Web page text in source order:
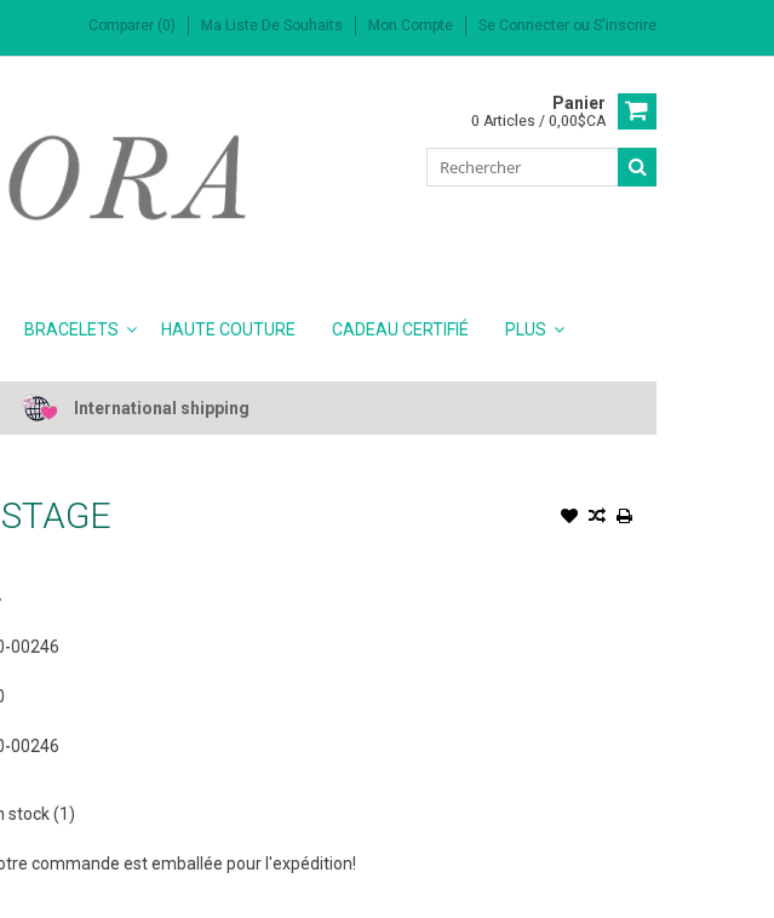
Comparer (0) Ma Liste De Souhaits Mon Compte Se Connecter ou S'inscrire
Panier
0 Articles / 0,00$CA
BRACELETS HAUTE COUTURE CADEAU CERTIFIÉ PLUS
International shipping
00246
00246
stock(1)
commande est emballée pour l'expédition!